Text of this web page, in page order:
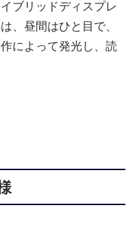
ブリッドディスプレ
、昼間はひと目で、
によって発光し、読